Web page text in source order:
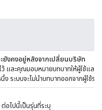
ยังคงอยู่หลังจากเปลี่ยนบริษัท
ว้ และคุณมอบหมายบทบาทให้ผู้ใช้และ
ระบบจะไม่นำบทบาทออกจากผู้ใช้รา
อไปนี้เป็นรุ่นที่ระบุ